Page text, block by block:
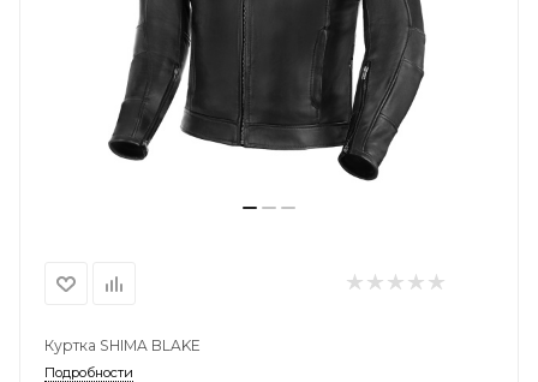
Куртка SHIMA BLAKE
Подробности